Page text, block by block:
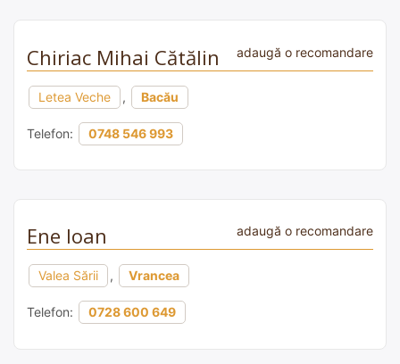
Chiriac Mihai Cătălin adaugă o recomandare
Letea Veche , Bacău
Telefon: 0748 546 993
Ene Ioan adaugă o recomandare
Valea Sării , Vrancea
Telefon: 0728 600 649